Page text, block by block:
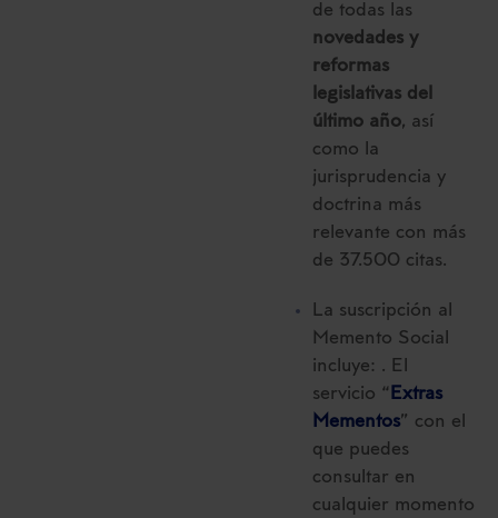
de todas las
novedades y
reformas
legislativas del
último año, así
como la
jurisprudencia y
doctrina más
relevante con más
de 37.500 citas.
La suscripción al
Memento Social
incluye: . El
servicio “Extras
Mementos” con el
que puedes
consultar en
cualquier momento